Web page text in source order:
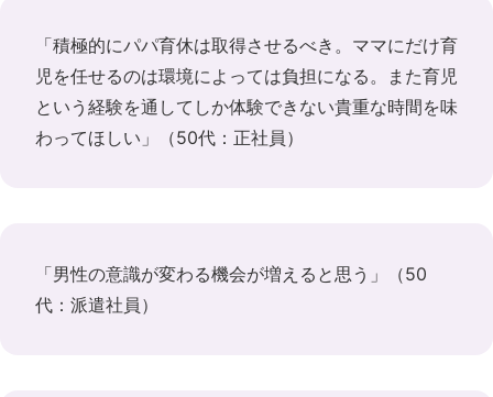
「積極的にパパ育休は取得させるべき。ママにだけ育
児を任せるのは環境によっては負担になる。また育児
という経験を通してしか体験できない貴重な時間を味
わってほしい」（50代：正社員）
「男性の意識が変わる機会が増えると思う」（50
代：派遣社員）